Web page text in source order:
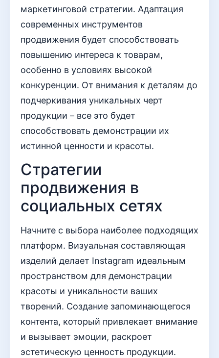
маркетинговой стратегии. Адаптация
современных инструментов
продвижения будет способствовать
повышению интереса к товарам,
особенно в условиях высокой
конкуренции. От внимания к деталям до
подчеркивания уникальных черт
продукции – все это будет
способствовать демонстрации их
истинной ценности и красоты.
Стратегии
продвижения в
социальных сетях
Начните с выбора наиболее подходящих
платформ. Визуальная составляющая
изделий делает Instagram идеальным
пространством для демонстрации
красоты и уникальности ваших
творений. Создание запоминающегося
контента, который привлекает внимание
и вызывает эмоции, раскроет
эстетическую ценность продукции.